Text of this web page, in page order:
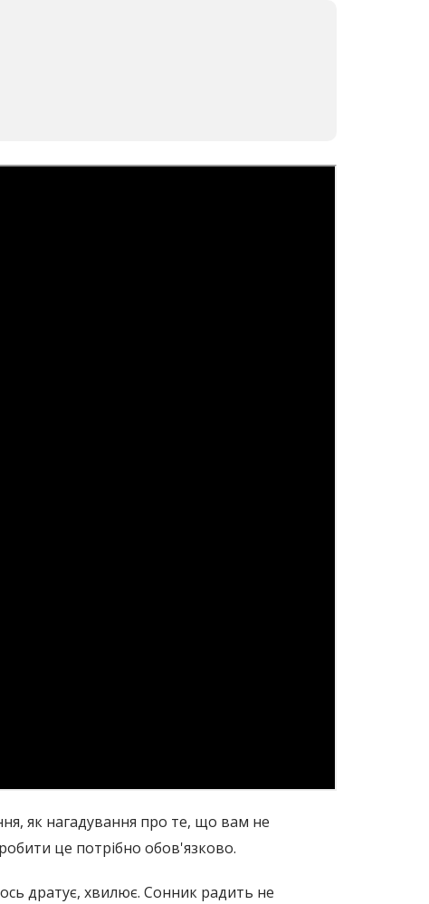
як нагадування про те, що вам не
це потрібно обов'язково.
дратує, хвилює. Сонник радить не